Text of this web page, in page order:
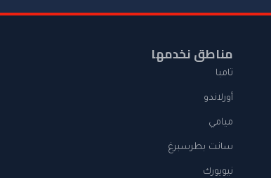
مناطق نخدمها
تامبا
أورلاندو
ميامي
سانت بطرسبرغ
نيويورك